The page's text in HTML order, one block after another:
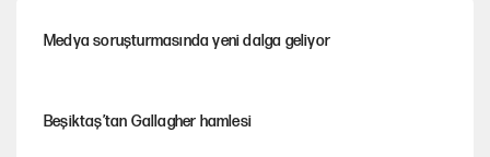
Medya soruşturmasında yeni dalga geliyor
Beşiktaş’tan Gallagher hamlesi